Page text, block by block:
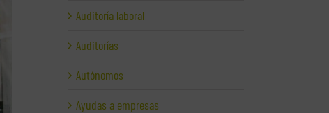
Auditoría laboral
Auditorías
Autónomos
Ayudas a empresas